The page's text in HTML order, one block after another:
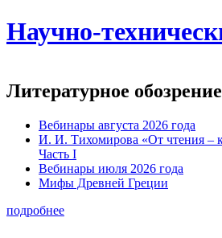
Научно-
Литературное обозрение
Вебинары августа 2026 года
И. И. Тихомирова «От чтения –
Часть I
Вебинары июля 2026 года
Мифы Древней Греции
подробнее